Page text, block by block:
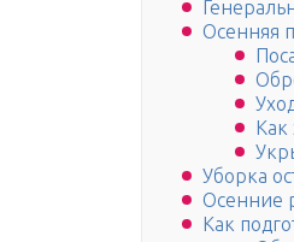
Осенняя
Как
Уборка
Осенние
Как